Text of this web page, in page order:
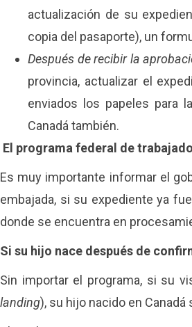
actualización de su
copia del pasaporte), un
Después de recibir la
provincia, actualizar el
enviados los papeles para
Canadá también.
El programa federal de
Es muy importante informar el
embajada, si su expediente ya
donde se encuentra en
Si su hijo nace después de
Sin importar el programa, si su
landing), su hijo nacido en